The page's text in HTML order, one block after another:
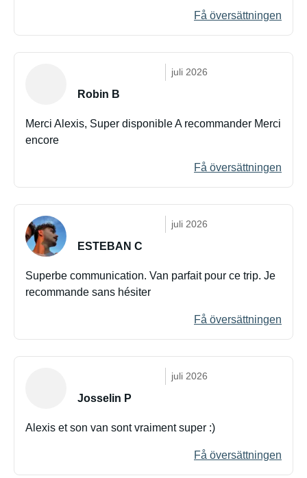
Få översättningen
juli 2026
Robin B
Merci Alexis, Super disponible A recommander Merci
encore
Få översättningen
juli 2026
ESTEBAN C
Superbe communication. Van parfait pour ce trip. Je
recommande sans hésiter
Få översättningen
juli 2026
Josselin P
Alexis et son van sont vraiment super :)
Få översättningen